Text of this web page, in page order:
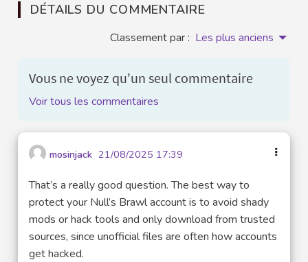
DÉTAILS DU COMMENTAIRE
Classement par : Les plus anciens
Vous ne voyez qu'un seul commentaire
Voir tous les commentaires
mosinjack 21/08/2025 17:39
That’s a really good question. The best way to
protect your Null’s Brawl account is to avoid shady
mods or hack tools and only download from trusted
sources, since unofficial files are often how accounts
get hacked.